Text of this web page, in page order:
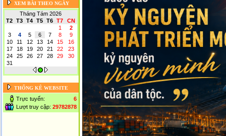
XEM BÀI THEO NGÀY
Tháng Tám 2026
T2
T3 T4 T5 T6 T7
CN
1
2
3
4 5 6 7 8
9
10
11 12 13 14 15
16
17
18 19 20 21 22
23
24
25 26 27 28 29
30
31
THỐNG KÊ WEBSITE
Trực tuyến:
6
Lượt truy cập: 29782878